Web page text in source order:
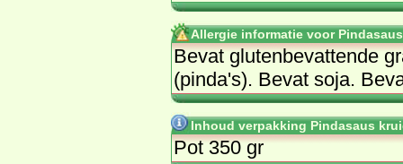
Allergie informatie voor
Be­vat glu­ten­be­vat­ten­de
(pin­da's). Be­vat so­ja.
Inhoud verpakking Pindasaus
Pot 350 gr